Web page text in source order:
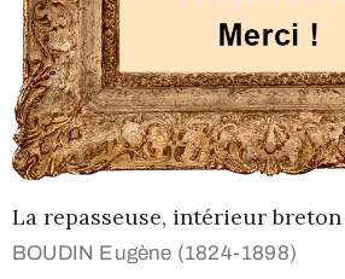
La repasseuse, intérieur breton
BOUDIN Eugène (1824-1898)